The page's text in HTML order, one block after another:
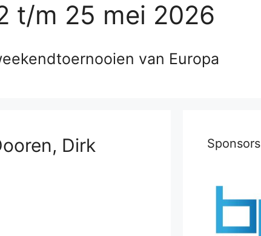
t/m 25 mei 2026
van Europa
Dirk Sponsors